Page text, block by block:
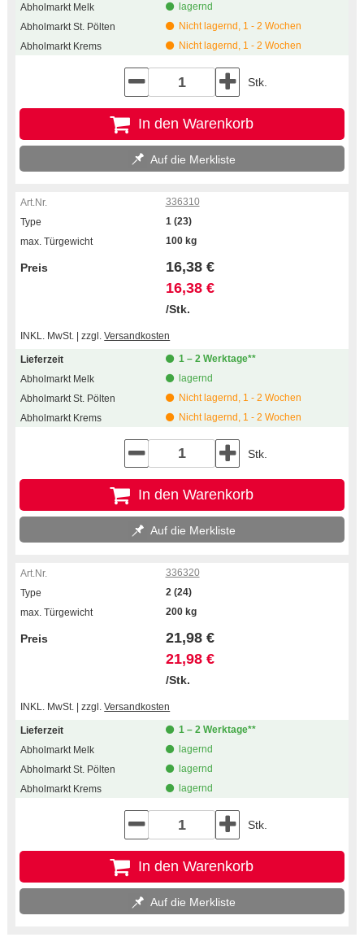
lagernd
Nicht lagernd, 1 - 2 Wochen
Nicht lagernd, 1 - 2 Wochen
Stk.
In den Warenkorb
Auf die Merkliste
336310
1 (23)
100 kg
16,38 €
16,38 €
/Stk.
INKL. MwSt. | zzgl.Versandkosten
1 – 2 Werktage**
lagernd
Nicht lagernd, 1 - 2 Wochen
Nicht lagernd, 1 - 2 Wochen
Stk.
In den Warenkorb
Auf die Merkliste
336320
2 (24)
200 kg
21,98 €
21,98 €
/Stk.
INKL. MwSt. | zzgl.Versandkosten
1 – 2 Werktage**
lagernd
lagernd
lagernd
Stk.
In den Warenkorb
Auf die Merkliste